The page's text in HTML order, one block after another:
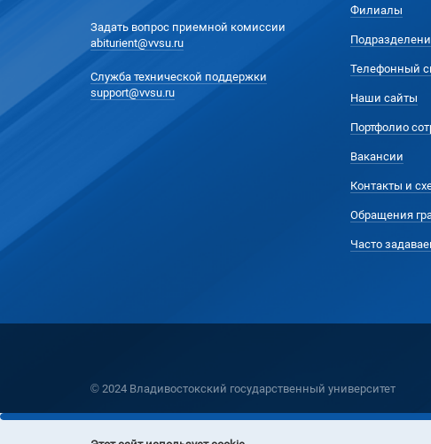
Задать вопрос приемной комиссии
abiturient@vvsu.ru
Служба технической поддержки
support@vvsu.ru
Филиалы
Телефонный
Наши сайты
Портфолио
Вакансии
Контакты и
Обращения
Часто
© 2024 Владивостокский государственный университет